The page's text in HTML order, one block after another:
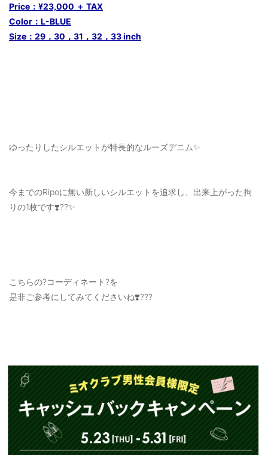
Price：¥23,000 ＋ TAX
Color：L-BLUE
Size：29，30，31，32，33 inch
ゆったりしたシルエットが特長的なルーズデニム✨
今までのRipoに無い新しいシルエットを追求し、出来上がった拘
りの1枚です❣️??✨
こちらの?コーディネート?を
是非ご参考にしてみてくださいね❣️???